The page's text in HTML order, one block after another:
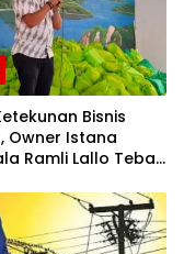
Bisnis
Owner Istana
Ramli Lallo Tebar